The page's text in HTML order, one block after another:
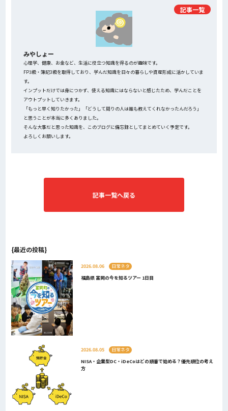
みやしょー
心理学、健康、お金など、生活に役立つ知識を得るのが趣味です。
FP3級・簿記3級を取得しており、学んだ知識を日々の暮らしや資産形成に活かしていま
す。
インプットだけでは身につかず、使える知識にはならないと感じたため、学んだことを
アウトプットしていきます。
「もっと早く知りたかった」「どうして周りの人は誰も教えてくれなかったんだろう」
と思うことが本当に多くありました。
そんな大事だと思った知識を、このブログに備忘録としてまとめていく予定です。
よろしくお願いします。
記事一覧
記事一覧へ戻る
{最近の投稿}
2026.08.06
日常ネタ
福島県 富岡の今を知るツアー 1日目
2026.08.05
日常ネタ
NISA・企業型DC・iDeCoはどの順番で始める？優先順位の考え
方